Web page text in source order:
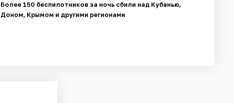
Более 150 беспилотников за ночь сбили над Кубанью,
Доном, Крымом и другими регионами